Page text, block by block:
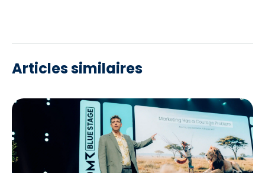
Articles similaires